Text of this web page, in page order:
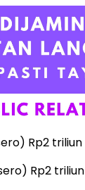
Rp2 triliun
Rp2 triliun